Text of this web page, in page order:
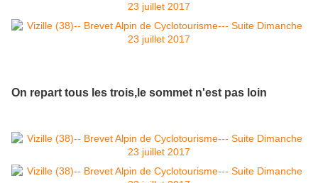
On repart tous les trois,le sommet n'est pas loin